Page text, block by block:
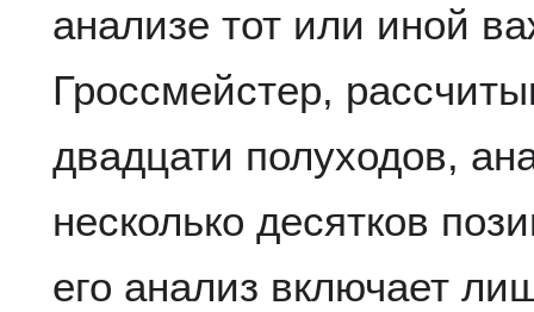
анализе тот или иной
Гроссмейстер,
двадцати полуходов,
несколько десятков
его анализ включает